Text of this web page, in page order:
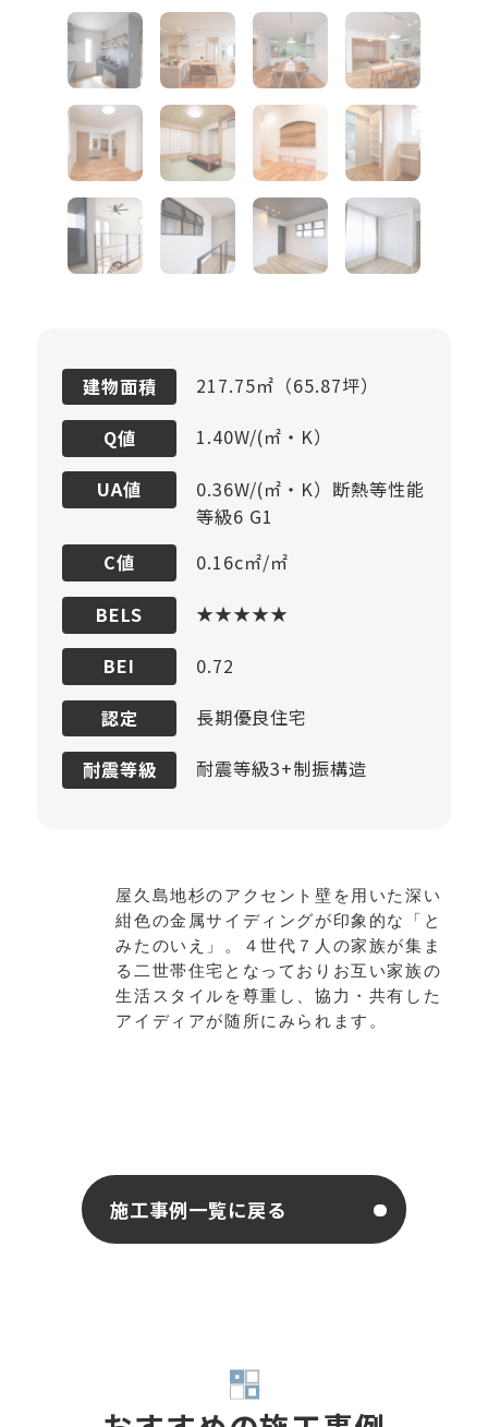
建物面積 217.75㎡（65.87坪）
Q値 1.40W/(㎡・K）
UA値
0.36W/(㎡・K）断熱等性能
等級6 G1
C値
0.16c㎡/㎡
BELS ★★★★★
BEI 0.72
認定 長期優良住宅
耐震等級 耐震等級3+制振構造
屋久島地杉のアクセント壁を用いた深い
紺色の金属サイディングが印象的な「と
みたのいえ」。４世代７人の家族が集ま
る二世帯住宅となっておりお互い家族の
生活スタイルを尊重し、協力・共有した
アイディアが随所にみられます。
施工事例一覧に戻る